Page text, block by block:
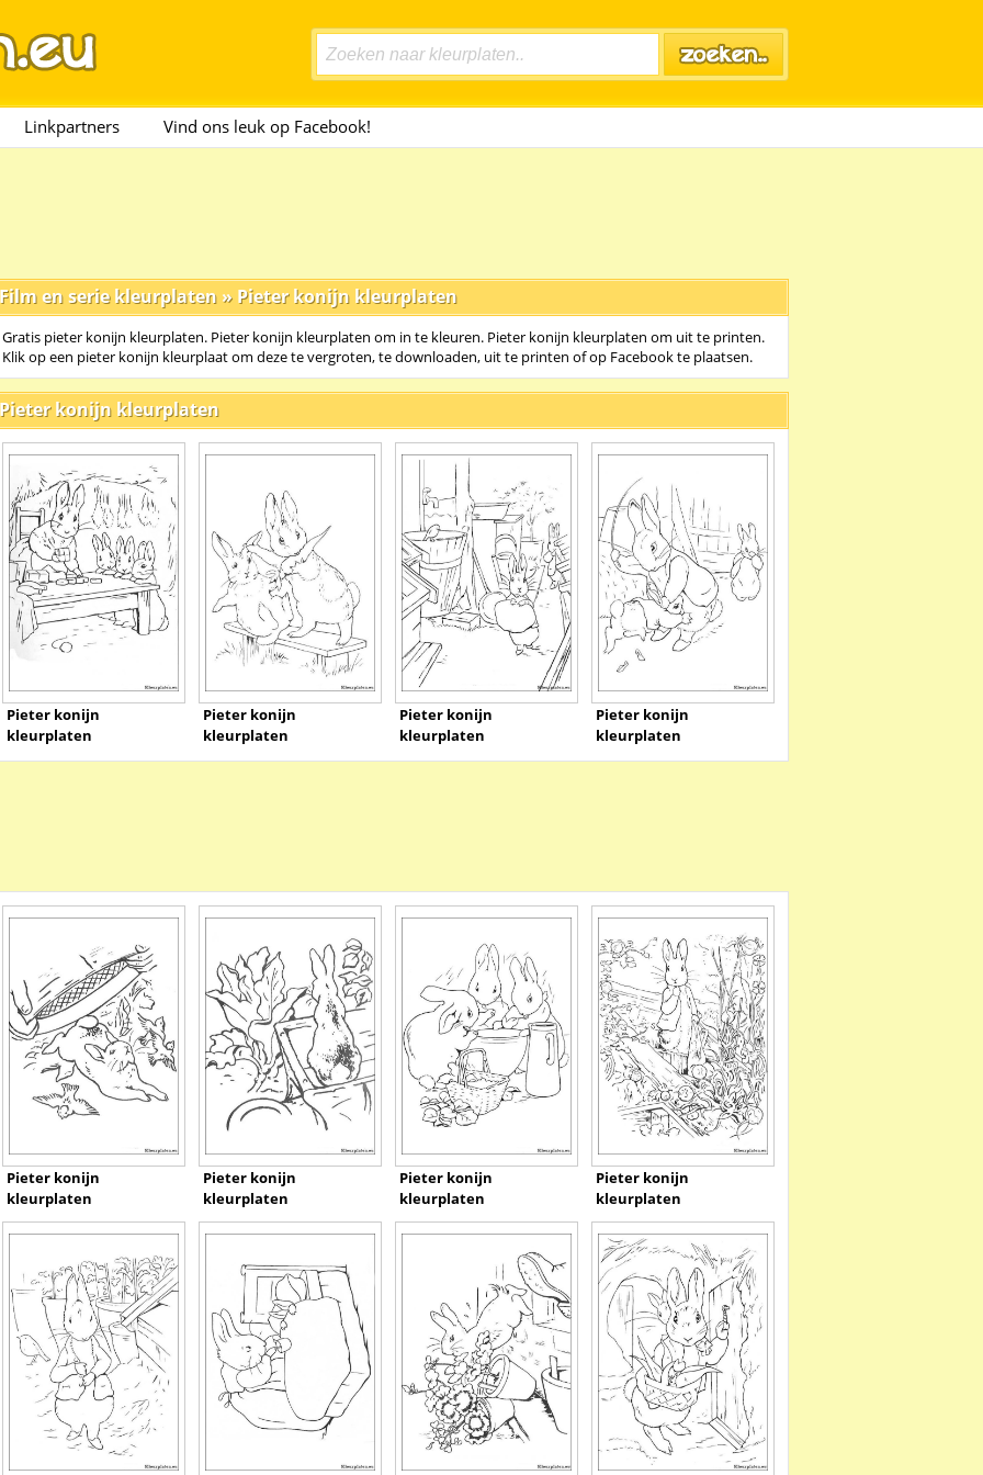
Linkpartners Vind ons leuk op Facebook!
Film en serie kleurplaten » Pieter konijn kleurplaten
Gratis pieter konijn kleurplaten. Pieter konijn kleurplaten om in te kleuren. Pieter konijn kleurplaten om uit te printen.
Klik op een pieter konijn kleurplaat om deze te vergroten, te downloaden, uit te printen of op Facebook te plaatsen.
Pieter konijn kleurplaten
Pieter konijn
kleurplaten
Pieter konijn
kleurplaten
Pieter konijn
kleurplaten
Pieter konijn
kleurplaten
Pieter konijn
kleurplaten
Pieter konijn
kleurplaten
Pieter konijn
kleurplaten
Pieter konijn
kleurplaten